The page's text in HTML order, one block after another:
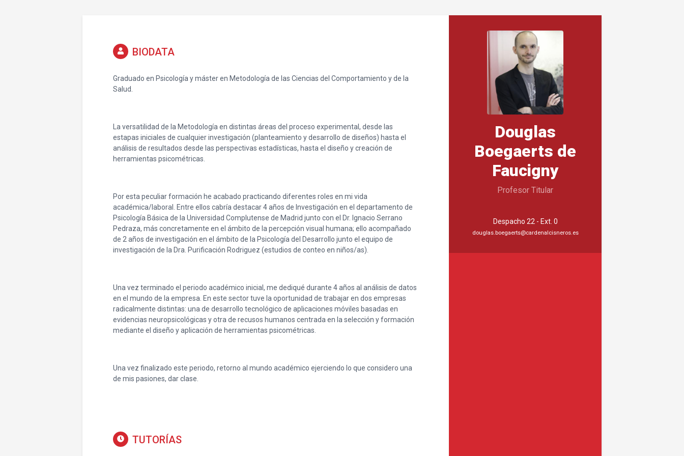
Douglas
Boegaerts de
Faucigny
Profesor Titular
Despacho 22 - Ext. 0
douglas.boegaerts@cardenalcisneros.es
BIODATA
Graduado en Psicología y máster en Metodología de las Ciencias del Comportamiento y de la
Salud.
La versatilidad de la Metodología en distintas áreas del proceso experimental, desde las
estapas iniciales de cualquier investigación (planteamiento y desarrollo de diseños) hasta el
análisis de resultados desde las perspectivas estadísticas, hasta el diseño y creación de
herramientas psicométricas.
Por esta peculiar formación he acabado practicando diferentes roles en mi vida
académica/laboral. Entre ellos cabría destacar 4 años de Investigación en el departamento de
Psicología Básica de la Universidad Complutense de Madrid junto con el Dr. Ignacio Serrano
Pedraza, más concretamente en el ámbito de la percepción visual humana; ello acompañado
de 2 años de investigación en el ámbito de la Psicología del Desarrollo junto el equipo de
investigación de la Dra. Purificación Rodriguez (estudios de conteo en niños/as).
Una vez terminado el periodo académico inicial, me dediqué durante 4 años al análisis de datos
en el mundo de la empresa. En este sector tuve la oportunidad de trabajar en dos empresas
radicalmente distintas: una de desarrollo tecnológico de aplicaciones móviles basadas en
evidencias neuropsicológicas y otra de recusos humanos centrada en la selección y formación
mediante el diseño y aplicación de herramientas psicométricas.
Una vez finalizado este periodo, retorno al mundo académico ejerciendo lo que considero una
de mis pasiones, dar clase.
TUTORÍAS